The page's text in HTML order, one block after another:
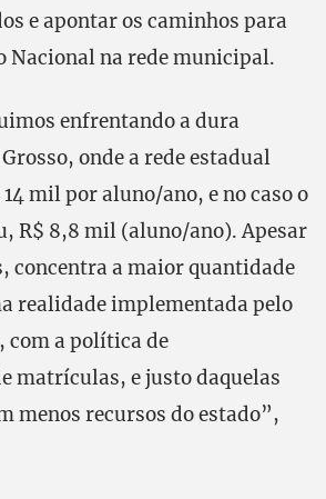
e apontar os caminhos para
Nacional na rede municipal.
enfrentando a dura
onde a rede estadual
14 mil por aluno/ano, e no caso o
R$ 8,8 mil (aluno/ano). Apesar
concentra a maior quantidade
realidade implementada pelo
com a política de
matrículas, e justo daquelas
menos recursos do estado”,